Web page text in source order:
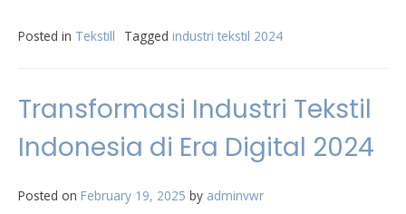
Posted in Tekstill Tagged industri tekstil 2024
Transformasi Industri Tekstil
Indonesia di Era Digital 2024
Posted on February 19, 2025 by adminvwr